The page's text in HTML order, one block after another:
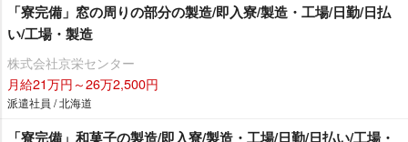
「寮完備」窓の周りの部分の製造/即入寮/製造・工場/日勤/日払
い/工場・製造
株式会社京栄センター
月給21万円～26万2,500円
派遣社員 / 北海道
「寮完備」和菓子の製造/即入寮/製造・工場/日勤/日払い/工場・